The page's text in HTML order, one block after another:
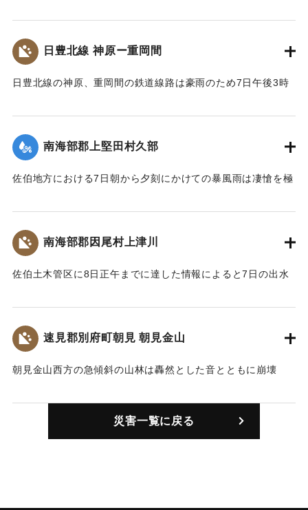
が漂ったが、大分市では、明け方頃より小雨となったので水
の勢いは徐々に減退し、午前10時頃には不安は一掃された。
大分署では当務巡査が徹宵して万が一を警戒したが、無事で
なって毘沙門川の増水約5尺におよび、大道裏に氾濫して、付
り深いところは膝が沈むくらいとなり浸水家屋も十数軒あっ
た。
【出典：豊州新報 大正11年7月10日朝刊3面】
｜固有コード:00268502
日豊北線 神原ー重岡間
日豊北線の神原、重岡間の鉄道線路は豪雨のため7日午後3時
ていずれも崩壊し、線路を土砂が埋没し汽車不通となり、各
方面より約500人の工夫や人足等が集合して、7日より昼夜兼
行で復旧工事に努め、8日の午後5時頃までに汽車の通行がで
土砂を取り除くとすぐその上から崩壊して来る有様で、工事
の乗り換えを行うための事務応援を大分駅から9日1番下り列
車で崩壊の現場に駅員数名を出張させ、さらに同朝、大分保
線区より人員50名を送り、線路埋没の土砂取り除き工事に従
分重岡発上り列車より全通することになった。
【出典：豊州新報 大正11年7月10日朝刊3面】
南海部郡上堅田村久部
佐伯地方における7日朝から夕刻にかけての暴風雨は凄愴を極
（916石8斗4升3合）で近年にない大雨である。対岸の久部で
は番匠川の氾濫により浸水20数戸に及んでいる。
【出典：豊州新報 大正11年7月10日朝刊3面】
南海部郡因尾村上津川
佐伯土木管区に8日正午までに達した情報によると7日の出水
近く埋まっている。
【出典：豊州新報 大正11年7月10日朝刊3面】
｜固有コード:00268506
速見郡別府町朝見 朝見金山
朝見金山西方の急傾斜の山林は轟然とした音とともに崩壊
3反歩あまりを突き埋め、なお雲泉寺温泉から字向原の花岡別
荘に温泉を誘引している鉄管も破壊し濁流はとうとうと朝見
川に注ぎ惨憺たる情景となった。耕作主は現状に応急の方法
らに地すべりが止まらず、山林の下の耕地一帯は数丁歩は突
災害一覧に戻る